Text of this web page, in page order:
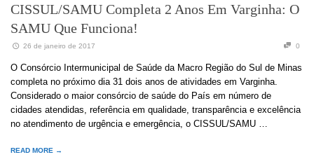
CISSUL/SAMU Completa 2 Anos Em Varginha: O
SAMU Que Funciona!
26 de janeiro de 2017 0
O Consórcio Intermunicipal de Saúde da Macro Região do Sul de Minas
completa no próximo dia 31 dois anos de atividades em Varginha.
Considerado o maior consórcio de saúde do País em número de
cidades atendidas, referência em qualidade, transparência e excelência
no atendimento de urgência e emergência, o CISSUL/SAMU …
READ MORE →